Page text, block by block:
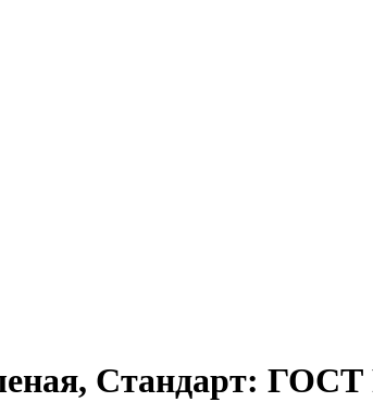
Стандарт: ГОСТ